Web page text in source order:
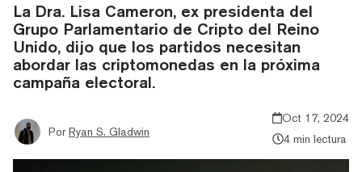
La Dra. Lisa Cameron, ex presidenta del
Grupo Parlamentario de Cripto del Reino
Unido, dijo que los partidos necesitan
abordar las criptomonedas en la próxima
campaña electoral.
Por Ryan S. Gladwin
Oct 17, 2024
4 min lectura